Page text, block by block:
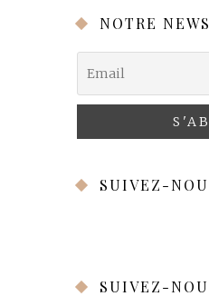
NOTRE
SUIVEZ-
SUIVEZ-